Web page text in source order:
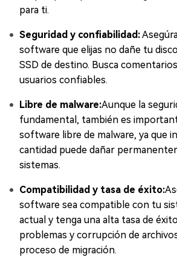
para ti.
Seguridad y confiabilidad:
software que elijas no dañe tu
SSD de destino. Busca
usuarios confiables.
Libre de malware:Aunque la
fundamental, también es
software libre de malware, ya que
cantidad puede dañar
sistemas.
Compatibilidad y tasa de éxito:
software sea compatible con tu
actual y tenga una alta tasa de
problemas y corrupción de
proceso de migración.